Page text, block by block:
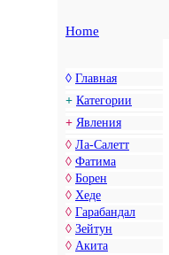
Home
◊ Главная
+ Категории
+ Явления
◊ Ла-Салетт
◊ Фатима
◊ Борен
◊ Хеде
◊ Гарабандал
◊ Зейтун
◊ Акита